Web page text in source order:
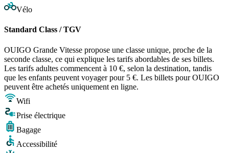
Vélo
Standard Class / TGV
OUIGO Grande Vitesse propose une classe unique, proche de la
seconde classe, ce qui explique les tarifs abordables de ses billets.
Les tarifs adultes commencent à 10 €, selon la destination, tandis
que les enfants peuvent voyager pour 5 €. Les billets pour OUIGO
peuvent être achetés uniquement en ligne.
Wifi
Prise électrique
Bagage
Accessibilité